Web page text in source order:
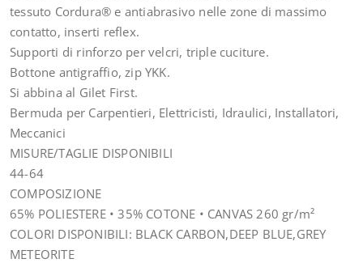
tessuto Cordura® e antiabrasivo nelle zone di massimo
contatto, inserti reflex.
Supporti di rinforzo per velcri, triple cuciture.
Bottone antigraffio, zip YKK.
Si abbina al Gilet First.
Bermuda per Carpentieri, Elettricisti, Idraulici, Installatori,
Meccanici
MISURE/TAGLIE DISPONIBILI
44-64
COMPOSIZIONE
65% POLIESTERE • 35% COTONE • CANVAS 260 gr/m²
COLORI DISPONIBILI: BLACK CARBON,DEEP BLUE,GREY
METEORITE